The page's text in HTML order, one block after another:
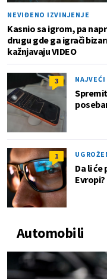
NEVIĐENO IZVINJENJE
Kasnio sa igrom, pa
drugu gde ga igrači
kažnjavaju VIDEO
3 NAJVEĆI
1
Da li
Evropi?
Automobili